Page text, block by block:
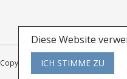
Diese Website
ICH STIMME ZU
Copyright